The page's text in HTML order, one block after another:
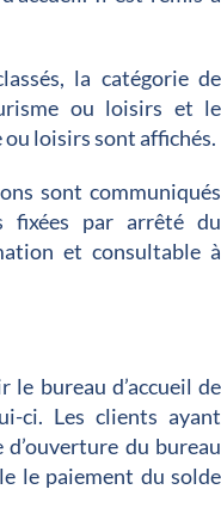
la catégorie de
ou loisirs et le
loisirs sont affichés.
sont communiqués
fixées par arrêté du
et consultable à
bureau d’accueil de
ci. Les clients ayant
du bureau
le paiement du solde